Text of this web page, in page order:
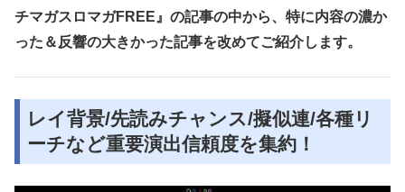
チマガスロマガFREE』の記事の中から、特に内容の濃か
った＆反響の大きかった記事を改めてご紹介します。
レイ背景/先読みチャンス/擬似連/各種リ
ーチなど重要演出信頼度を集約！